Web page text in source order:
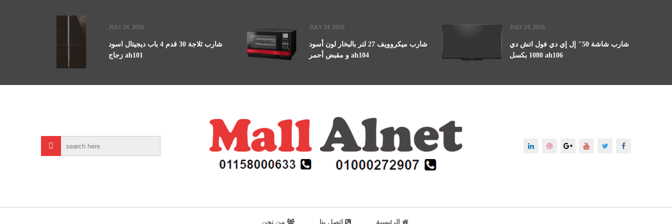
JULY 24, 2016
شارب ثلاجة 30 قدم 4 باب ديجيتال اسود
زجاج ah101
JULY 24, 2016
شارب ميكروويف 27 لتر بالبخار لون أسود
و مقبض أحمر ah104
JULY 24, 2016
شارب شاشة 50" إل إي دي فول اتش دي
1080 بكسل ah106